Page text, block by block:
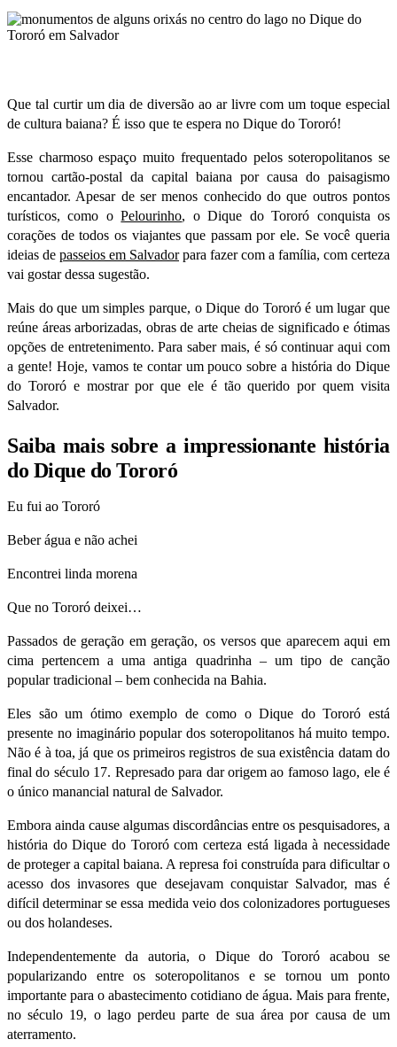
Que tal curtir um dia de diversão ao ar livre com um toque especial
de cultura baiana? É isso que te espera no Dique do Tororó!
Esse charmoso espaço muito frequentado pelos soteropolitanos se
tornou cartão-postal da capital baiana por causa do paisagismo
encantador. Apesar de ser menos conhecido do que outros pontos
turísticos, como oPelourinho, o Dique do Tororó conquista os
corações de todos os viajantes que passam por ele. Se você queria
ideias de passeios em Salvadorpara fazer com a família, com certeza
vai gostar dessa sugestão.
Mais do que um simples parque, o Dique do Tororó é um lugar que
reúne áreas arborizadas, obras de arte cheias de significado e ótimas
opções de entretenimento. Para saber mais, é só continuar aqui com
a gente! Hoje, vamos te contarum pouco sobre a história do Dique
do Tororó e mostrar por que ele é tão querido por quem visita
Salvador.
Saiba mais sobre a impressionante história
do Dique do Tororó
Eu fui ao Tororó
Beber água e não achei
Encontrei linda morena
Que no Tororó deixei…
Passados de geração em geração, os versos que aparecem aqui em
cima pertencem a uma antiga quadrinha – um tipo de canção
popular tradicional – bem conhecida na Bahia.
Eles são um ótimo exemplo de como o Dique do Tororó está
presente no imaginário popular dos soteropolitanos há muito tempo.
Não é à toa, já que os primeiros registros de sua existência datam do
final do século 17. Represado para dar origem ao famoso lago, ele é
o único manancial natural de Salvador.
Embora ainda cause algumas discordâncias entre os pesquisadores, a
história do Dique do Tororó com certeza está ligada à necessidade
de proteger a capital baiana. A represa foi construída para dificultar o
acesso dos invasores que desejavam conquistar Salvador, mas é
difícil determinar se essa medida veio dos colonizadores portugueses
ou dos holandeses.
Independentemente da autoria, o Dique do Tororó acabou se
popularizando entre os soteropolitanos e se tornou um ponto
importante para o abastecimento cotidiano de água. Mais para frente,
no século 19, o lago perdeu parte de sua área por causa de um
aterramento.